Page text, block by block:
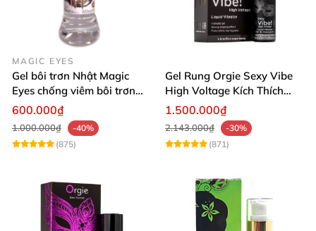
MAGIC EYES
Gel bôi trơn Nhật Magic
Eyes chống viêm bôi trơn
cực mượt 360ml
600.000₫
1.000.000₫
-40%
(875)
Gel Rung Orgie Sexy Vibe
High Voltage Kích Thích
Ham Muốn
1.500.000₫
2.143.000₫
-30%
(871)